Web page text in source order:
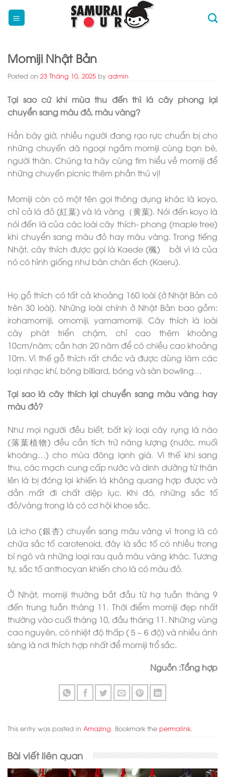
Momiji Nhật Bản
Posted on 23 Tháng 10, 2025 by admin
Tại sao cứ khi mùa thu đến thì lá cây phong lại
chuyển sang màu đỏ, màu vàng?
Hẳn bây giờ, nhiều người đang rạo rực chuẩn bị cho
những chuyến dã ngoại ngắm momiji cùng bạn bè,
người thân. Chúng ta hãy cùng tìm hiểu về momiji để
những chuyến picnic thêm phần thú vị!
Momiji còn có một tên gọi thông dụng khác là koyo,
chỉ cả lá đỏ (紅葉) và lá vàng（黄葉). Nói đến koyo là
nói đến lá của các loài cây thích- phong (maple tree)
khi chuyển sang màu đỏ hay màu vàng. Trong tiếng
Nhật, cây thích được gọi là Kaede (楓) bởi vì lá của
nó có hình giống như bàn chân ếch (Kaeru).
Họ gỗ thích có tất cả khoảng 160 loài (ở Nhật Bản có
trên 30 loài). Những loài chính ở Nhật Bản bao gồm:
irohamomiji, omomiji, yamamomiji. Cây thích là loài
cây phát triển chậm, chỉ cao thêm khoảng
10cm/năm; cần hơn 20 năm để có chiều cao khoảng
10m. Vì thế gỗ thích rất chắc và được dùng làm các
loại nhạc khí, bóng billiard, bóng và sàn bowling…
Tại sao lá cây thích lại chuyển sang màu vàng hay
màu đỏ?
Như mọi người đều biết, bất kỳ loại cây rụng lá nào
(落葉植物) đều cần tích trữ năng lượng (nước, muối
khoáng…) cho mùa đông lạnh giá. Vì thế khi sang
thu, các mạch cung cấp nước và dinh dưỡng từ thân
lên lá bị đóng lại khiến lá không quang hợp được và
dần mất đi chất diệp lục. Khi đó, những sắc tố
đỏ/vàng trong lá có cơ hội khoe sắc.
Lá icho (銀杏) chuyển sang màu vàng vì trong lá có
chứa sắc tố carotenoid, đây là sắc tố có nhiều trong
bí ngô và những loại rau quả màu vàng khác. Tương
tự, sắc tố anthocyan khiến cho lá có màu đỏ.
Ở Nhật, momiji thường bắt đầu từ hạ tuần tháng 9
đến trung tuần tháng 11. Thời điểm momiji đẹp nhất
thường vào cuối tháng 10, đầu tháng 11. Những vùng
cao nguyên, có nhiệt độ thấp (５~６độ) và nhiều ánh
sáng là nơi thích hợp nhất để momiji trổ sắc.
Nguồn :Tổng hợp
This entry was posted in Amazing. Bookmark the permalink.
Bài viết liên quan